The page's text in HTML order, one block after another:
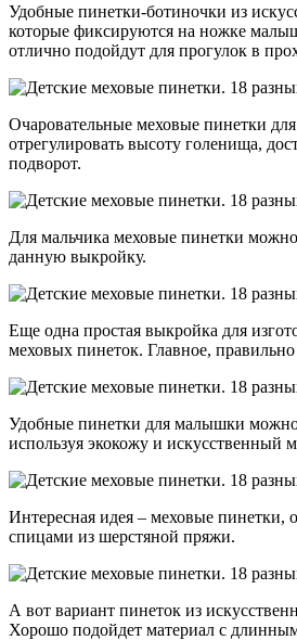
Удобные пинетки-ботиночки из
которые фиксируются на ножке
отлично подойдут для прогулок в
Очаровательные меховые пинетки
отрегулировать высоту голенища,
подворот.
Для мальчика меховые пинетки
данную выкройку.
Еще одна простая выкройка для
меховых пинеток. Главное,
Удобные пинетки для малышки
используя экокожу и искусственный
Интересная идея – меховые пинетки,
спицами из шерстяной пряжи.
А вот вариант пинеток из
Хорошо подойдет материал с